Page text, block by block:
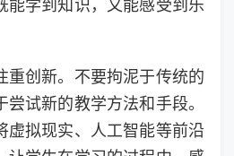
能学到知识，又能感受到乐
重创新。不要拘泥于传统的
试新的教学方法和手段。
虚拟现实、人工智能等前沿